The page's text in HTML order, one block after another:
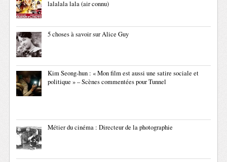
lalalala lala (air connu)
5 choses à savoir sur Alice Guy
Kim Seong-hun : « Mon film est aussi une satire sociale et
politique » – Scènes commentées pour Tunnel
Métier du cinéma : Directeur de la photographie